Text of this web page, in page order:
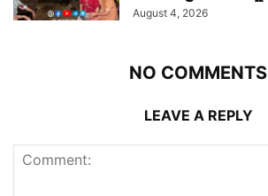
August 4, 2026
NO COMMENTS
LEAVE A REPLY